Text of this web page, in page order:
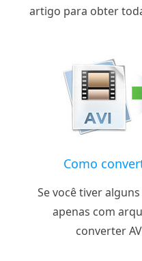
artigo para obter
Como
Se você tiver
apenas com
converter